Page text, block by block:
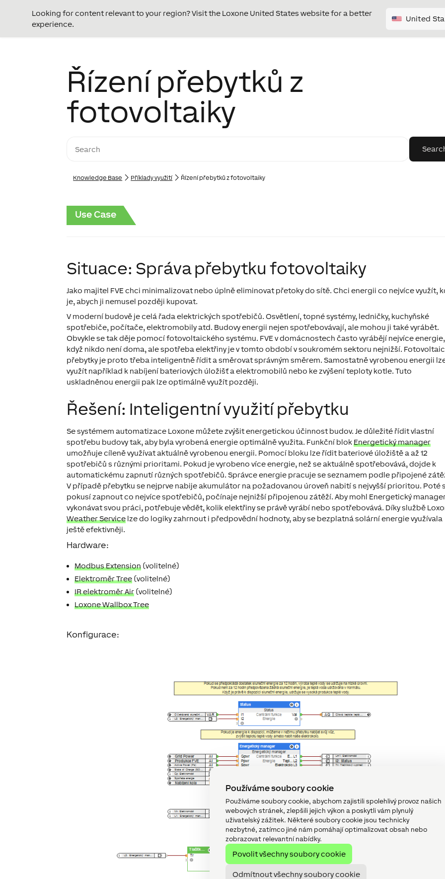
Používáme soubory cookie
Používáme soubory cookie, abychom zajistili spolehlivý provoz našich
webových stránek, zlepšili jejich výkon a poskytli vám plynulý
uživatelský zážitek. Některé soubory cookie jsou technicky
nezbytné, zatímco jiné nám pomáhají optimalizovat obsah nebo
zobrazovat relevantní nabídky.
Povolit všechny soubory cookie
Odmítnout všechny soubory cookie
Looking for content relevant to your region? Visit the Loxone United States website for a better
experience.
United
Řízení přebytků z
fotovoltaiky
Knowledge Base Příklady využití Řízení přebytků z fotovoltaiky
Use Case
Situace: Správa přebytku fotovoltaiky
Jako majitel FVE chci minimalizovat nebo úplně eliminovat přetoky do sítě. Chci energii co nejvíce využít,
je, abych ji nemusel později kupovat.
V moderní budově je celá řada elektrických spotřebičů. Osvětlení, topné systémy, ledničky, kuchyňské
spotřebiče, počítače, elektromobily atd. Budovy energii nejen spotřebovávají, ale mohou ji také vyrábět.
Obvykle se tak děje pomocí fotovoltaického systému. FVE v domácnostech často vyrábějí nejvíce energie,
když nikdo není doma, ale spotřeba elektřiny je v tomto období v soukromém sektoru nejnižší.
přebytky je proto třeba inteligentně řídit a směrovat správným směrem. Samostatně vyrobenou energii
využít například k nabíjení bateriových úložišť a elektromobilů nebo ke zvýšení teploty kotle. Tuto
uskladněnou energii pak lze optimálně využít později.
Řešení: Inteligentní využití přebytku
Se systémem automatizace Loxone můžete zvýšit energetickou účinnost budov. Je důležité řídit vlastní
spotřebu budovy tak, aby byla vyrobená energie optimálně využita. Funkční blokEnergetický manager
umožňuje cíleně využívat aktuálně vyrobenou energii. Pomocí bloku lze řídit bateriové úložiště a až 12
spotřebičů s různými prioritami. Pokud je vyrobeno více energie, než se aktuálně spotřebovává, dojde k
automatickému zapnutí různých spotřebičů. Správce energie pracuje se seznamem podle připojené
V případě přebytku se nejprve nabije akumulátor na požadovanou úroveň nabití s nejvyšší prioritou. Poté
pokusí zapnout co nejvíce spotřebičů, počínaje nejnižší připojenou zátěží. Aby mohl Energetický
vykonávat svou práci, potřebuje vědět, kolik elektřiny se právě vyrábí nebo spotřebovává. Díky službě
Weather Service lze do logiky zahrnout i předpovědní hodnoty, aby se bezplatná solární energie využívala
ještě efektivněji.
Hardware:
Modbus Extension (volitelné)
Elektroměr Tree (volitelné)
IR elektroměr Air (volitelné)
Loxone Wallbox Tree
Konfigurace: